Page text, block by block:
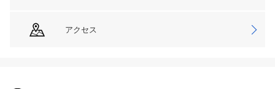
アクセス